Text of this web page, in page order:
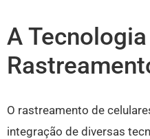
A
O rastreamento de
integração de diversas